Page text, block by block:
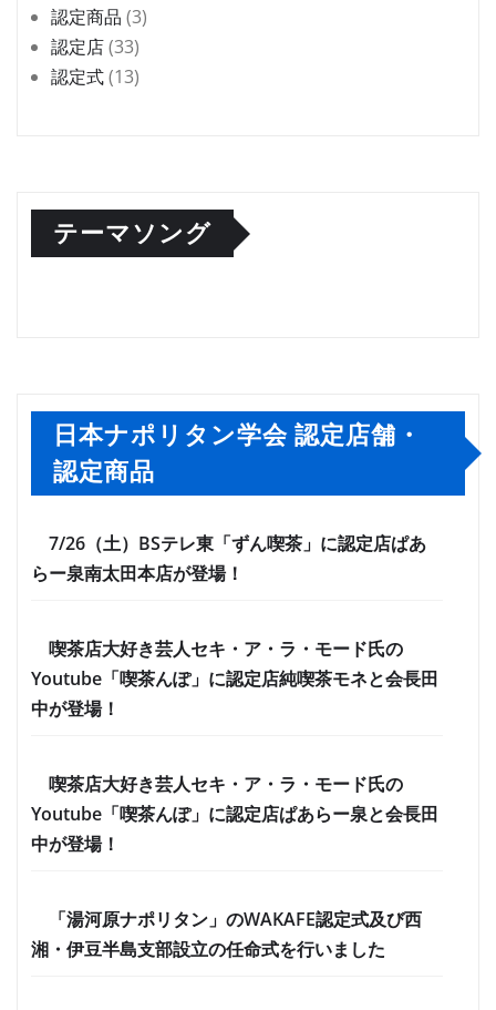
認定商品 (3)
認定店(33)
認定式(13)
テーマソング
日本ナポリタン学会 認定店舗・
認定商品
7/26（土）BSテレ東「ずん喫茶」に認定店ぱあ
らー泉南太田本店が登場！
喫茶店大好き芸人セキ・ア・ラ・モード氏の
Youtube「喫茶んぽ」に認定店純喫茶モネと会長田
中が登場！
喫茶店大好き芸人セキ・ア・ラ・モード氏の
Youtube「喫茶んぽ」に認定店ぱあらー泉と会長田
中が登場！
「湯河原ナポリタン」のWAKAFE認定式及び西
湘・伊豆半島支部設立の任命式を行いました